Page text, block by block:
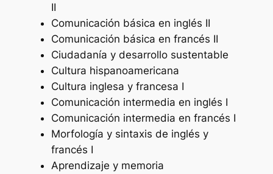
II
Comunicación básica en inglés II
Comunicación básica en francés II
Ciudadanía y desarrollo sustentable
Cultura hispanoamericana
Cultura inglesa y francesa I
Comunicación intermedia en inglés I
Comunicación intermedia en francés I
Morfología y sintaxis de inglés y
francés I
Aprendizaje y memoria